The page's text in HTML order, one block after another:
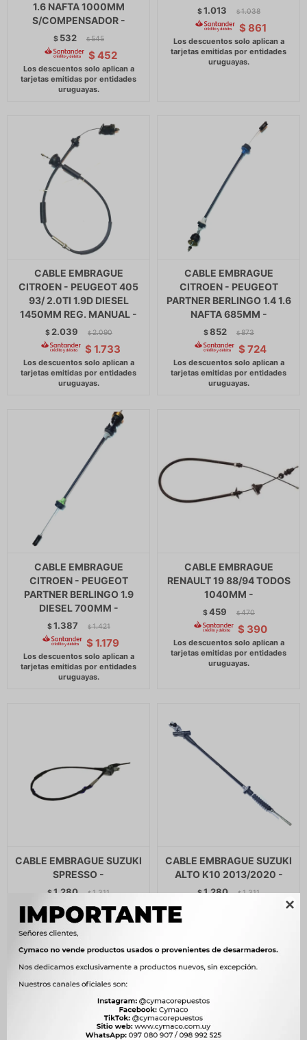

1.6 NAFTA 1000MM
S/COMPENSADOR -
$ 532 $ 545
$ 452
$1.013 $ 1.038
$ 861
CABLE EMBRAGUE
CITROEN - PEUGEOT 405
93/ 2.0TI 1.9D DIESEL
1450MM REG. MANUAL -
$ 2.039 $ 2.090
$ 1.733
CABLE EMBRAGUE
CITROEN - PEUGEOT
PARTNER BERLINGO 1.4 1.6
NAFTA 685MM -
$852 $ 873
$ 724
CABLE EMBRAGUE
CITROEN - PEUGEOT
PARTNER BERLINGO 1.9
DIESEL 700MM -
$1.387 $ 1.421
$ 1.179
CABLE EMBRAGUE
RENAULT 19 88/94 TODOS
1040MM -
$459 $ 470
$ 390
CABLE EMBRAGUE SUZUKI
SPRESSO -
$1.280 $ 1.311
$1.088
CABLE EMBRAGUE SUZUKI
ALTO K10 2013/2020 -
$1.280 $ 1.311